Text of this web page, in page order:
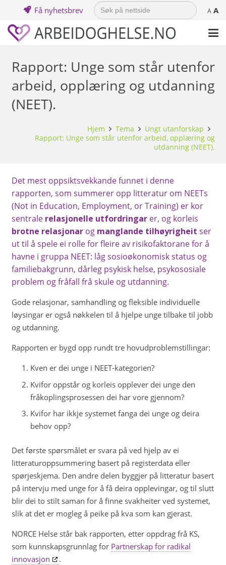
Få nyhetsbrev
Search
for: A A
Rapport: Unge som står utenfor
arbeid, opplæring og utdanning
(NEET).
Hjem Tema
Ungt utanforskap
Rapport: Unge som står utenfor arbeid, opplæring og
utdanning (NEET).
Det mest oppsiktsvekkande funnet i denne
rapporten, som summerer opp litteratur om NEETs
(Not in Education, Employment, or Training) er kor
sentrale relasjonelle utfordringarer, og korleis
brotne relasjonarog manglande tilhøyrigheit ser
ut til å spele ei rolle for fleire av risikofaktorane for å
havne i gruppa NEET: låg sosioøkonomisk status og
familiebakgrunn, dårleg psykisk helse, psykososiale
problem og fråfall frå skule og utdanning.
Gode relasjonar, samhandling og fleksible individuelle
løysingar er også nøkkelen til å hjelpe unge tilbake til jobb
og utdanning.
Rapporten er bygd opp rundt tre hovudproblemstillingar:
Kven er dei unge i NEET-kategorien?
Kvifor oppstår og korleis opplever dei unge den
fråkoplingsprosessen dei har vore gjennom?
Kvifor har ikkje systemet fanga dei unge og deira
behov opp?
Det første spørsmålet er svara på ved hjelp av ei
litteraturoppsummering basert på registerdata eller
spørjeskjema. Den andre delen byggjer på litteratur basert
på intervju med unge for å få deira opplevingar, og til slutt
blir dei to stilt saman for å finne svakheiter ved systemet,
slik at det er mogleg å peike på kva som kan gjerast.
NORCE Helse står bak rapporten, etter oppdrag frå KS,
som kunnskapsgrunnlag for Partnerskap for radikal
innovasjon
.